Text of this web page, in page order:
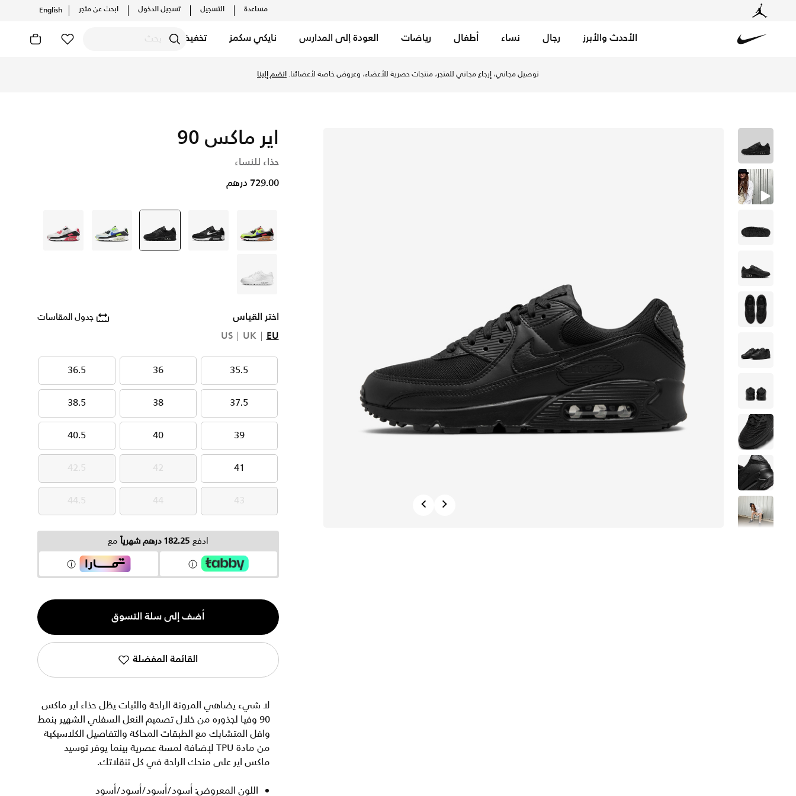
مساعدة التسجيل تسجيل الدخول ابحث عن متجر English
الأحدث والأبرز رجال نساء أطفال رياضات العودة إلى المدارس نايكي سكمز تخفيضات
توصيل مجاني، إرجاع مجاني للمتجر، منتجات حصرية للأعضاء، وعروض خاصة لأعضائنا.انضم إلينا
Next
اير ماكس 90
حذاء للنساء
729.00 درهم
متعدد أسود selected
أسود متعدد متعدد
أبيض
اختر القياس جدول المقاسات
EU
UK
US
35.5
35.5
36
36
36.5
36.5
37.5
37.5
38
38
38.5
38.5
39
39
40
40
40.5
40.5
41
41
42
42
42.5
42.5
43
43
44
44
44.5
44.5
ادفع 182.25 درهم شهرياً مع
الكمية
1
أضف إلى سلة التسوق
القائمة المفضلة
لا شيء يضاهي المرونة الراحة والثبات يظل حذاء اير ماكس
90 وفيا لجذوره من خلال تصميم النعل السفلي الشهير بنمط
وافل المتشابك مع الطبقات المحاكة والتفاصيل الكلاسيكية
من مادة TPU لإضافة لمسة عصرية بينما يوفر توسيد
ماكس اير على منحك الراحة في كل تنقلاتك.
اللون المعروض: أسود/أسود/أسود/أسود